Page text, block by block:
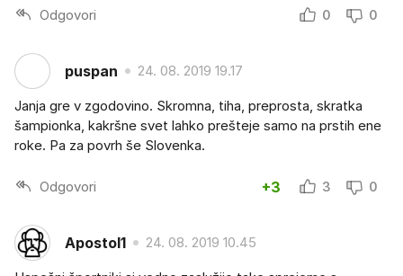
Odgovori 0 0
puspan 24. 08. 2019 19.17
Janja gre v zgodovino. Skromna, tiha, preprosta, skratka
šampionka, kakršne svet lahko prešteje samo na prstih ene
roke. Pa za povrh še Slovenka.
Odgovori +3 3 0
Apostol1 24. 08. 2019 10.45